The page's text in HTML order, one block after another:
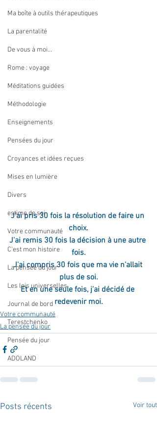
Ma boîte à outils thérapeutiques
La parentalité
De vous à moi...
Rome : voyage
Méditations guidées
Méthodologie
Enseignements
Pensées du jour
Croyances et idées reçues
Mises en lumière
Divers
estime de soi
Votre communauté
C'est mon histoire
La pensée du jour
Les lois universelles
Journal de bord
Terestchenko
Pensée du jour
ADOLAND
J'ai pris 30 fois la résolution de faire un
choix.
J'ai remis 30 fois la décision à une autre
fois.
J'ai compris 30 fois que ma vie n'allait
plus de soi.
Et en une seule fois, j'ai décidé de
redevenir moi.
Votre communauté
La pensée du jour
Posts récents Voir tout